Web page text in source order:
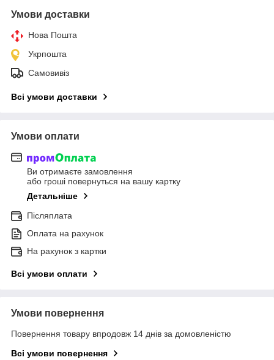
Умови доставки
Нова Пошта
Укрпошта
Самовивіз
Всі умови доставки
Умови оплати
Ви отримаєте замовлення
або гроші повернуться на вашу картку
Детальніше
Післяплата
Оплата на рахунок
На рахунок з картки
Всі умови оплати
Умови повернення
Повернення товару впродовж 14 днів за домовленістю
Всі умови повернення